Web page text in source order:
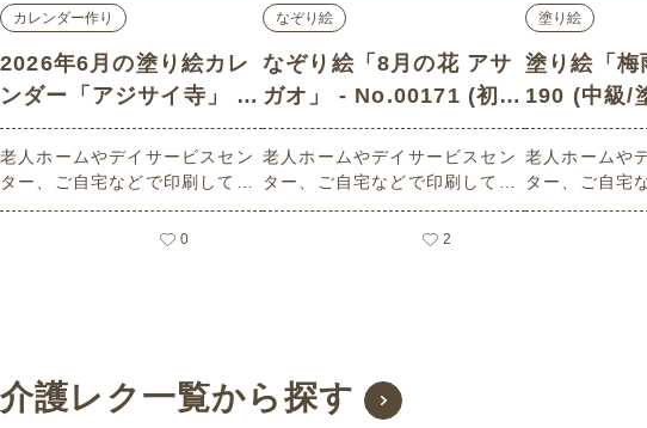
カレンダー作り
2026年6月の塗り絵カレ
ンダー「アジサイ寺」 -
No.02706 (上級/カレン
ダー作りの介護レク素材)
老人ホームやデイサービスセン
ター、ご自宅などで印刷してお
使いいただける無料の高齢者向
け介護レク素材 2026年6月の塗
0
なぞり絵
なぞり絵「8月の花 アサ
ガオ」 - No.00171 (初
級/なぞり絵の介護レク素
材)
老人ホームやデイサービスセン
ター、ご自宅などで印刷してお
使いいただける無料の高齢者向
け介護レク素材（なぞり絵・初
2
塗り絵
塗り絵「
190 (中級/
レク素材)
老人ホームや
ター、ご自宅
使いいただけ
け介護レク素
介護レク一覧から探す